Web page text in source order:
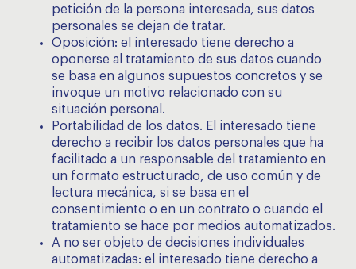
petición de la persona interesada, sus datos
personales se dejan de tratar.
Oposición: el interesado tiene derecho a
oponerse al tratamiento de sus datos cuando
se basa en algunos supuestos concretos y se
invoque un motivo relacionado con su
situación personal.
Portabilidad de los datos. El interesado tiene
derecho a recibir los datos personales que ha
facilitado a un responsable del tratamiento en
un formato estructurado, de uso común y de
lectura mecánica, si se basa en el
consentimiento o en un contrato o cuando el
tratamiento se hace por medios automatizados.
A no ser objeto de decisiones individuales
automatizadas: el interesado tiene derecho a